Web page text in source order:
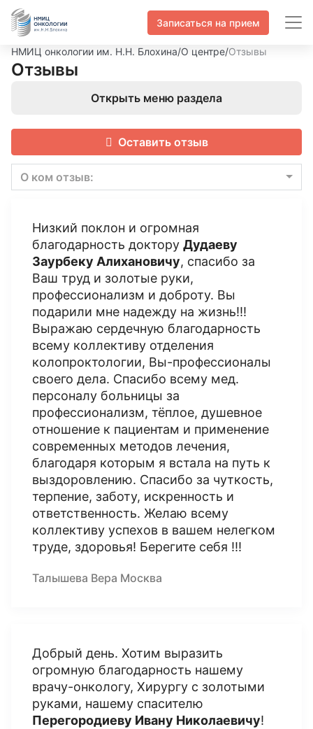
Записаться на прием
НМИЦ онкологии им. Н.Н. Блохина/О центре/Отзывы
Отзывы
Открыть меню раздела
Оставить отзыв
О ком отзыв:
Низкий поклон и огромная
благодарность доктору Дудаеву
Заурбеку Алихановичу, спасибо за
Ваш труд и золотые руки,
профессионализм и доброту. Вы
подарили мне надежду на жизнь!!!
Выражаю сердечную благодарность
всему коллективу отделения
колопроктологии, Вы-профессионалы
своего дела. Спасибо всему мед.
персоналу больницы за
профессионализм, тёплое, душевное
отношение к пациентам и применение
современных методов лечения,
благодаря которым я встала на путь к
выздоровлению. Спасибо за чуткость,
терпение, заботу, искренность и
ответственность. Желаю всему
коллективу успехов в вашем нелегком
труде, здоровья! Берегите себя !!!
Талышева Вера Москва
Добрый день. Хотим выразить
огромную благодарность нашему
врачу-онкологу, Хирургу с золотыми
руками, нашему спасителю
Перегородиеву Ивану Николаевичу!